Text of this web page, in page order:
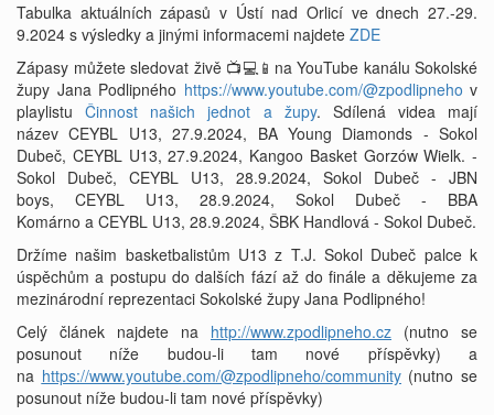
Tabulka aktuálních zápasů v Ústí nad Orlicí ve dnech 27.-29.
9.2024 s výsledky a jinými informacemi najdete ZDE
Zápasy můžete sledovat živě 📺💻📱na YouTube kanálu Sokolské
župy Jana Podlipného https://www.youtube.com/@zpodlipneho v
playlistuČinnost našich jednot a župy. Sdílená videa mají
název CEYBL U13, 27.9.2024, BA Young Diamonds - Sokol
Dubeč, CEYBL U13, 27.9.2024, Kangoo Basket Gorzów Wielk. -
Sokol Dubeč, CEYBL U13, 28.9.2024, Sokol Dubeč - JBN
boys, CEYBL U13, 28.9.2024, Sokol Dubeč - BBA
Komárno a CEYBL U13, 28.9.2024, ŠBK Handlová - Sokol Dubeč.
Držíme našim basketbalistům U13 z T.J. Sokol Dubeč palce k
úspěchům a postupu do dalších fází až do finále a děkujeme za
mezinárodní reprezentaci Sokolské župy Jana Podlipného!
Celý článek najdete na http://www.zpodlipneho.cz (nutno se
posunout níže budou-li tam nové příspěvky) a
na https://www.youtube.com/@zpodlipneho/community(nutno se
posunout níže budou-li tam nové příspěvky)